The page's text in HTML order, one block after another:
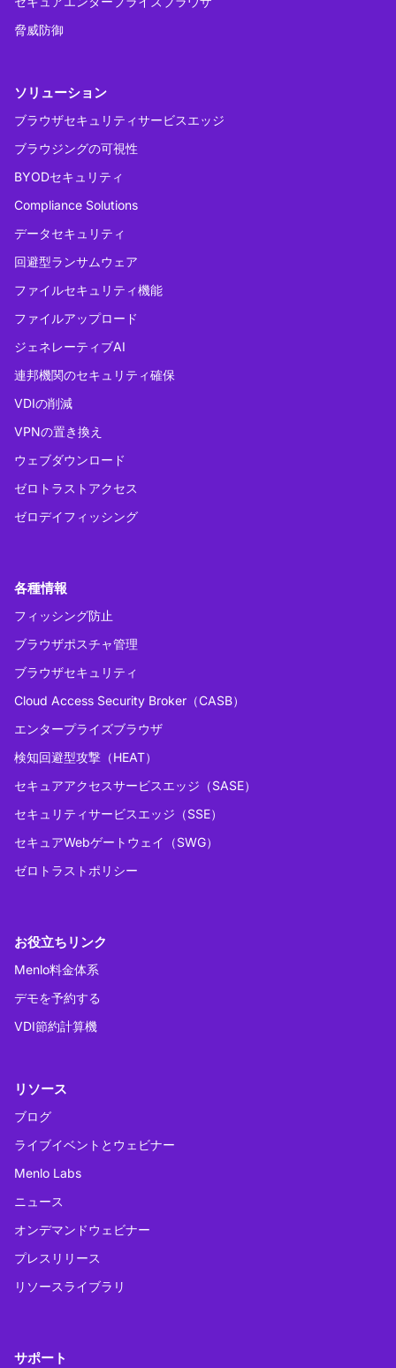
脅威防御
ソリューション
ブラウザセキュリティサービスエッジ
ブラウジングの可視性
BYODセキュリティ
Compliance Solutions
データセキュリティ
回避型ランサムウェア
ファイルセキュリティ機能
ファイルアップロード
ジェネレーティブAI
連邦機関のセキュリティ確保
VDIの削減
VPNの置き換え
ウェブダウンロード
ゼロトラストアクセス
ゼロデイフィッシング
各種情報
フィッシング防止
ブラウザポスチャ管理
ブラウザセキュリティ
Cloud Access Security Broker（CASB）
エンタープライズブラウザ
検知回避型攻撃（HEAT）
セキュアアクセスサービスエッジ（SASE）
セキュリティサービスエッジ（SSE）
セキュアWebゲートウェイ（SWG）
ゼロトラストポリシー
お役立ちリンク
Menlo料金体系
デモを予約する
VDI節約計算機
リソース
ブログ
ライブイベントとウェビナー
Menlo Labs
ニュース
オンデマンドウェビナー
プレスリリース
リソースライブラリ
サポート